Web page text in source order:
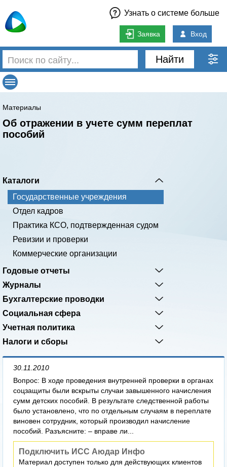
Узнать о системе больше
Заявка Вход
Найти
Материалы
Об отражении в учете сумм переплат
пособий
Каталоги
Государственные учреждения
Отдел кадров
Практика КСО, подтвержденная судом
Ревизии и проверки
Коммерческие организации
Годовые отчеты
Журналы
Бухгалтерские проводки
Социальная сфера
Учетная политика
Налоги и сборы
30.11.2010
Вопрос: В ходе проведения внутренней проверки в органах
соцзащиты были вскрыты случаи завышенного начисления
сумм детских пособий. В результате следственной работы
было установлено, что по отдельным случаям в переплате
виновен сотрудник, который производил начисление
пособий. Разъясните: – вправе ли...
Подключить ИСС Аюдар Инфо
Материал доступен только для действующих клиентов